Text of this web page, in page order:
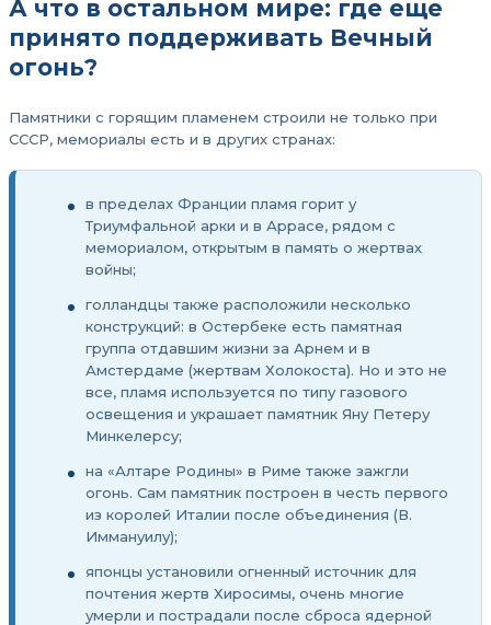
А что в остальном мире: где еще
принято поддерживать Вечный
огонь?
Памятники с горящим пламенем строили не только при
СССР, мемориалы есть и в других странах:
в пределах Франции пламя горит у
Триумфальной арки и в Аррасе, рядом с
мемориалом, открытым в память о жертвах
войны;
голландцы также расположили несколько
конструкций: в Остербеке есть памятная
группа отдавшим жизни за Арнем и в
Амстердаме (жертвам Холокоста). Но и это не
все, пламя используется по типу газового
освещения и украшает памятник Яну Петеру
Минкелерсу;
на «Алтаре Родины» в Риме также зажгли
огонь. Сам памятник построен в честь первого
из королей Италии после объединения (В.
Иммануилу);
японцы установили огненный источник для
почтения жертв Хиросимы, очень многие
умерли и пострадали после сброса ядерной